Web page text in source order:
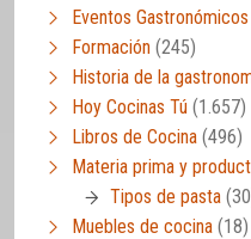
Eventos Gastronómicos
Formación (245)
Historia de la
Hoy Cocinas Tú (1.657)
Libros de Cocina (496)
Materia prima y
Tipos de pasta
Muebles de cocina (18)